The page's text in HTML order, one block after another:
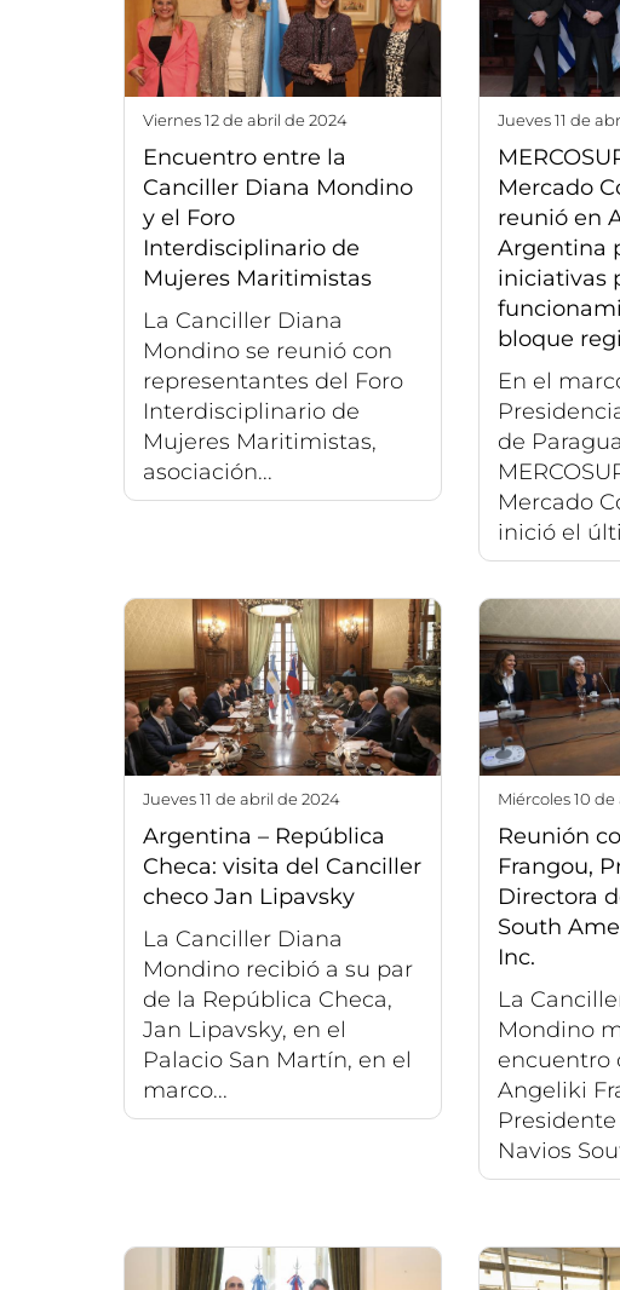
viernes 12 de abril de 2024
Encuentro entre la
Canciller Diana Mondino
y el Foro
Interdisciplinario de
Mujeres Maritimistas
La Canciller Diana
Mondino se reunió con
representantes del Foro
Interdisciplinario de
Mujeres Maritimistas,
asociación...
jueves 11 de
Mercado
reunió en
Argentina
iniciativas
bloque
En el
de
Mercado
inició el
jueves 11 de abril de 2024
Argentina – República
Checa: visita del Canciller
checo Jan Lipavsky
La Canciller Diana
Mondino recibió a su par
de la República Checa,
Jan Lipavsky, en el
Palacio San Martín, en el
marco...
miércoles 10
Reunión
Frangou,
Directora
South
Inc.
La
Mondino
encuentro
Angeliki
Navios